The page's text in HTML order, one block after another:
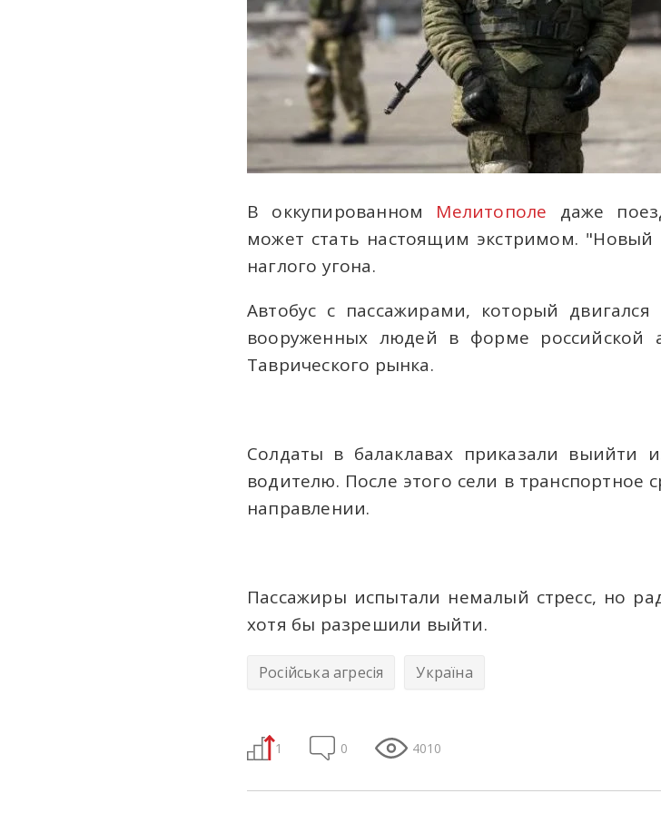
В оккупированном Мелитополе даже
может стать настоящим экстримом.
наглого угона.
Автобус с пассажирами, который
вооруженных людей в форме
Таврического рынка.
Солдаты в балаклавах приказали выийти
водителю. После этого сели в транспортное
направлении.
Пассажиры испытали немалый стресс, но
хотя бы разрешили выйти.
Російська агресія Україна
1 0 4010